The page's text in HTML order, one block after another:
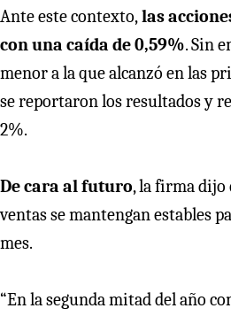
Ante este contexto,las
con una caída de 0,59%. Sin
menor a la que alcanzó en las
se reportaron los resultados y
2%.
De cara al futuro, la firma dijo
ventas se mantengan estables
mes.
“En la segunda mitad del año